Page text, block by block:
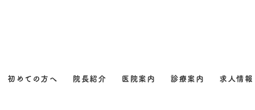
初めての方へ 院長紹介 医院案内 診療案内 求人情報